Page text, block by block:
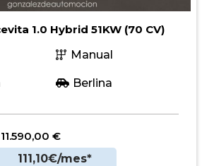
1.0 Hybrid 51KW (70 CV)
Manual
Berlina
11.590,00 €
111,10€/mes*